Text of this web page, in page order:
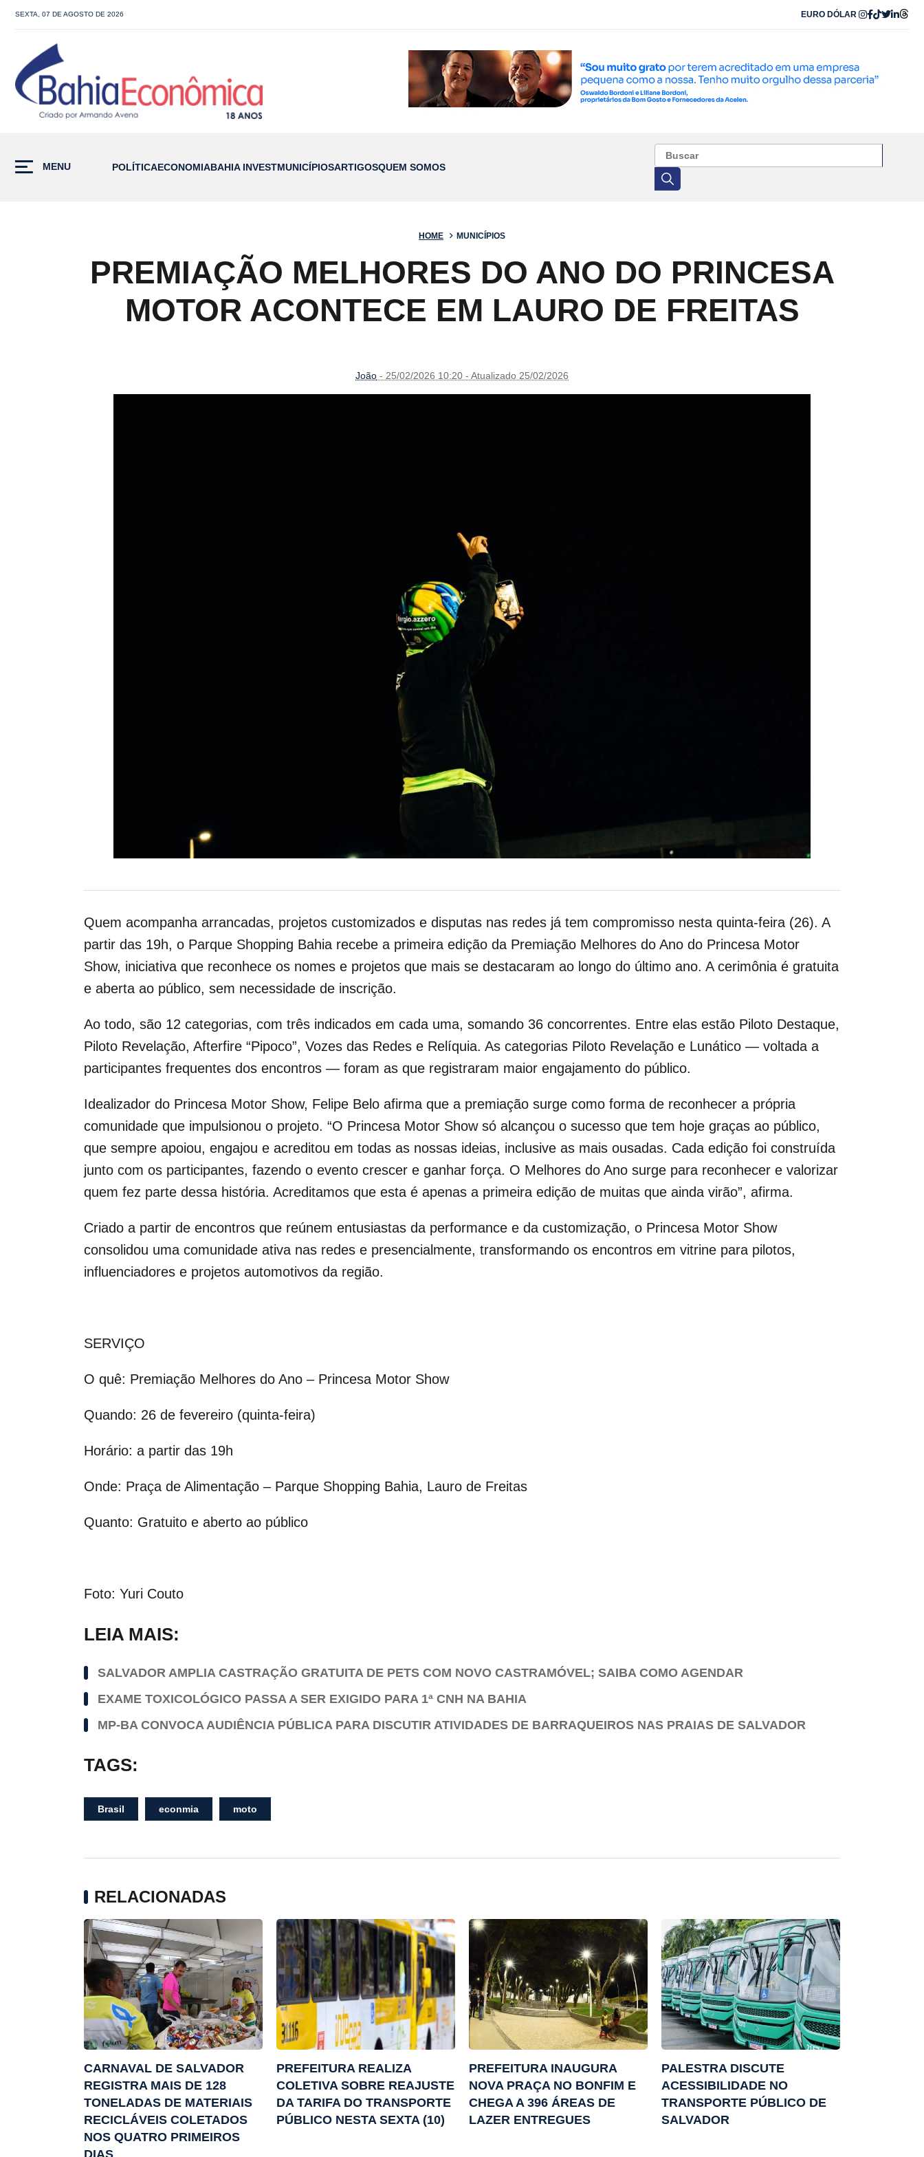
SEXTA, 07 DE AGOSTO DE 2026 EURO DÓLAR
MENU POLÍTICAECONOMIABAHIA INVESTMUNICÍPIOSARTIGOSQUEM SOMOS
HOME MUNICÍPIOS
PREMIAÇÃO MELHORES DO ANO DO PRINCESA
MOTOR ACONTECE EM LAURO DE FREITAS
João - 25/02/2026 10:20 - Atualizado 25/02/2026
Quem acompanha arrancadas, projetos customizados e disputas nas redes já tem compromisso nesta quinta-feira (26). A
partir das 19h, o Parque Shopping Bahia recebe a primeira edição da Premiação Melhores do Ano do Princesa Motor
Show, iniciativa que reconhece os nomes e projetos que mais se destacaram ao longo do último ano. A cerimônia é gratuita
e aberta ao público, sem necessidade de inscrição.
Ao todo, são 12 categorias, com três indicados em cada uma, somando 36 concorrentes. Entre elas estão Piloto Destaque,
Piloto Revelação, Afterfire “Pipoco”, Vozes das Redes e Relíquia. As categorias Piloto Revelação e Lunático — voltada a
participantes frequentes dos encontros — foram as que registraram maior engajamento do público.
Idealizador do Princesa Motor Show, Felipe Belo afirma que a premiação surge como forma de reconhecer a própria
comunidade que impulsionou o projeto. “O Princesa Motor Show só alcançou o sucesso que tem hoje graças ao público,
que sempre apoiou, engajou e acreditou em todas as nossas ideias, inclusive as mais ousadas. Cada edição foi construída
junto com os participantes, fazendo o evento crescer e ganhar força. O Melhores do Ano surge para reconhecer e valorizar
quem fez parte dessa história. Acreditamos que esta é apenas a primeira edição de muitas que ainda virão”, afirma.
Criado a partir de encontros que reúnem entusiastas da performance e da customização, o Princesa Motor Show
consolidou uma comunidade ativa nas redes e presencialmente, transformando os encontros em vitrine para pilotos,
influenciadores e projetos automotivos da região.
SERVIÇO
O quê: Premiação Melhores do Ano – Princesa Motor Show
Quando: 26 de fevereiro (quinta-feira)
Horário: a partir das 19h
Onde: Praça de Alimentação – Parque Shopping Bahia, Lauro de Freitas
Quanto: Gratuito e aberto ao público
Foto: Yuri Couto
LEIA MAIS:
SALVADOR AMPLIA CASTRAÇÃO GRATUITA DE PETS COM NOVO CASTRAMÓVEL; SAIBA COMO AGENDAR
EXAME TOXICOLÓGICO PASSA A SER EXIGIDO PARA 1ª CNH NA BAHIA
MP-BA CONVOCA AUDIÊNCIA PÚBLICA PARA DISCUTIR ATIVIDADES DE BARRAQUEIROS NAS PRAIAS DE SALVADOR
TAGS:
Brasil econmia moto
RELACIONADAS
CARNAVAL DE SALVADOR
REGISTRA MAIS DE 128
TONELADAS DE MATERIAIS
RECICLÁVEIS COLETADOS
NOS QUATRO PRIMEIROS
PREFEITURA REALIZA
COLETIVA SOBRE REAJUSTE
DA TARIFA DO TRANSPORTE
PÚBLICO NESTA SEXTA (10)
PREFEITURA INAUGURA
NOVA PRAÇA NO BONFIM E
CHEGA A 396 ÁREAS DE
LAZER ENTREGUES
PALESTRA DISCUTE
ACESSIBILIDADE NO
TRANSPORTE PÚBLICO DE
SALVADOR